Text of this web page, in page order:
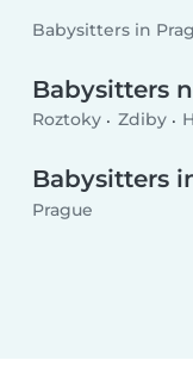
Babysitters in
Babysitters
Roztoky Zdiby
Babysitters
Prague